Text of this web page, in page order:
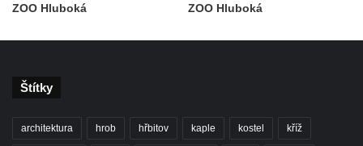
Sloup svatého Floriana v Potštejně
Sloup Panny Marie v Miletíně
ZOO Hluboká
ZOO Hluboká
Štítky
architektura hrob hřbitov kaple kostel kříž